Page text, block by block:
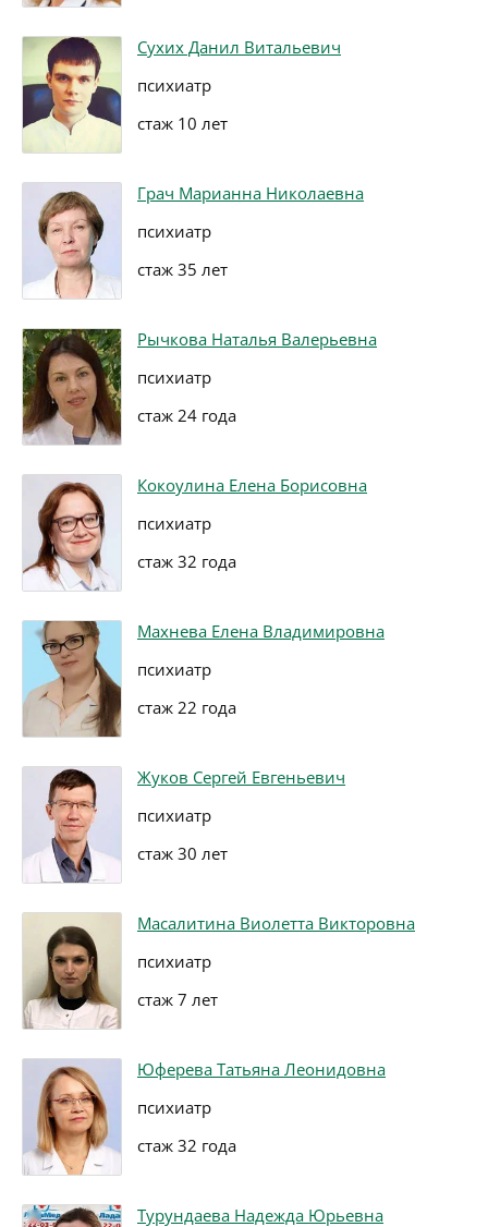
Сухих Данил Витальевич
психиатр
стаж 10 лет
Грач Марианна Николаевна
психиатр
стаж 35 лет
Рычкова Наталья Валерьевна
психиатр
стаж 24 года
Кокоулина Елена Борисовна
психиатр
стаж 32 года
Махнева Елена Владимировна
психиатр
стаж 22 года
Жуков Сергей Евгеньевич
психиатр
стаж 30 лет
Масалитина Виолетта Викторовна
психиатр
стаж 7 лет
Юферева Татьяна Леонидовна
психиатр
стаж 32 года
Турундаева Надежда Юрьевна